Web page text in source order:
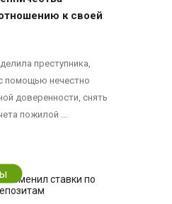
к своей
преступника,
помощью нечестно
доверенности, снять
пожилой ...